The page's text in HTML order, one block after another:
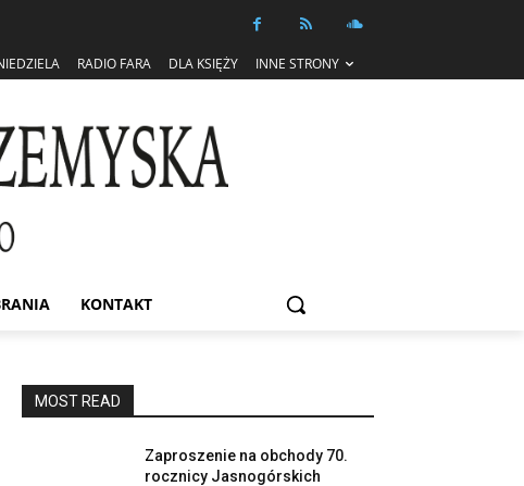
RADIO FARA DLA KSIĘŻY INNE STRONY
KONTAKT
MOST READ
Zaproszenie na obchody 70.
rocznicy Jasnogórskich